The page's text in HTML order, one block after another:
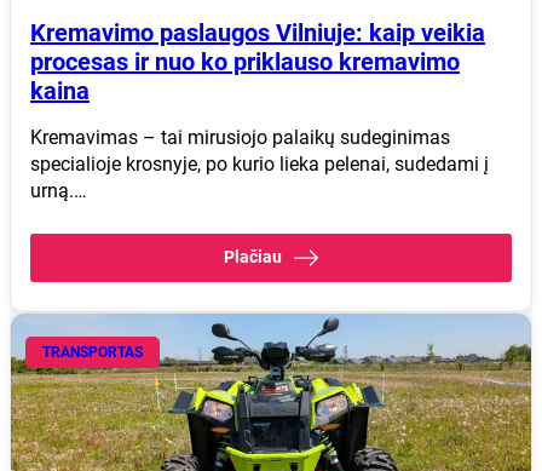
Kremavimo paslaugos Vilniuje: kaip veikia
procesas ir nuo ko priklauso kremavimo
kaina
Kremavimas – tai mirusiojo palaikų sudeginimas
specialioje krosnyje, po kurio lieka pelenai, sudedami į
urną.…
Plačiau
TRANSPORTAS